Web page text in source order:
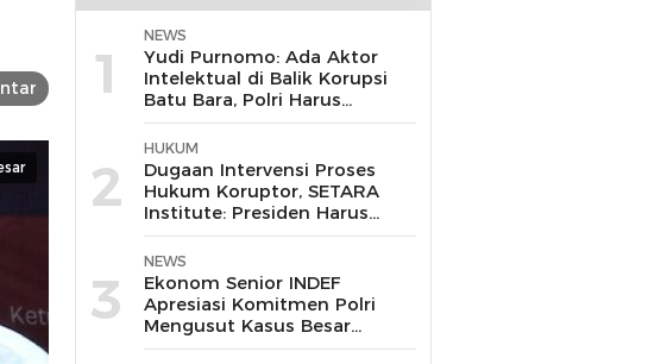
1
NEWS
Yudi Purnomo: Ada Aktor
Intelektual di Balik Korupsi
Batu Bara, Polri Harus
Bongkar
2
HUKUM
Dugaan Intervensi Proses
Hukum Koruptor, SETARA
Institute: Presiden Harus
Pastikan TNI Tak
Disalahgunakan
3
NEWS
Ekonom Senior INDEF
Apresiasi Komitmen Polri
Mengusut Kasus Besar
hingga Tuntas